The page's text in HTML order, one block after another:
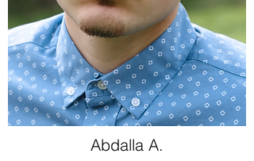
Abdalla A.